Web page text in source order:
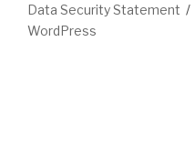
Data Security Statement
WordPress